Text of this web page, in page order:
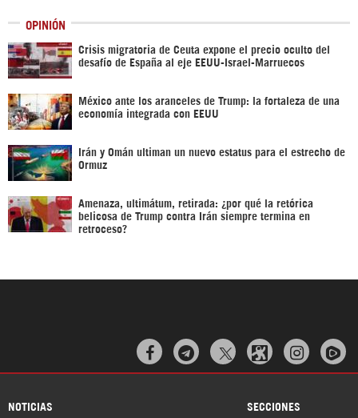
OPINIÓN
Crisis migratoria de Ceuta expone el precio oculto del
desafío de España al eje EEUU-Israel-Marruecos
México ante los aranceles de Trump: la fortaleza de una
economía integrada con EEUU
Irán y Omán ultiman un nuevo estatus para el estrecho de
Ormuz
Amenaza, ultimátum, retirada: ¿por qué la retórica
belicosa de Trump contra Irán siempre termina en
retroceso?
  
NOTICIAS SECCIONES